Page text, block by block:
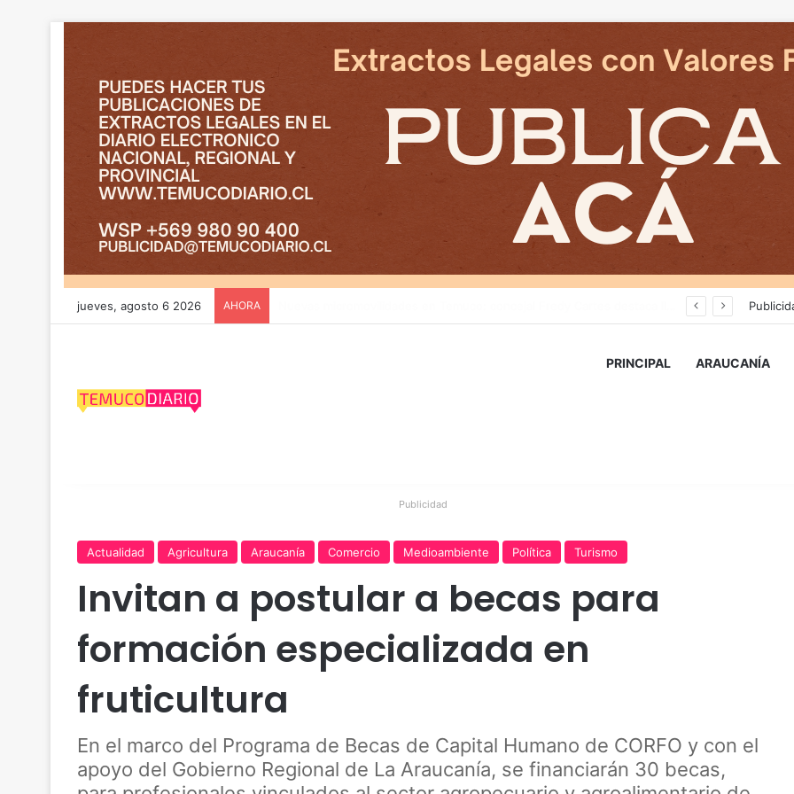
jueves, agosto 6 2026 AHORA
PRINCIPAL ARAUCANÍA
Publicidad
Actualidad Agricultura Araucanía Comercio Medioambiente Política Turismo
Invitan a postular a becas para
formación especializada en
fruticultura
En el marco del Programa de Becas de Capital Humano de CORFO y con el
apoyo del Gobierno Regional de La Araucanía, se financiarán 30 becas,